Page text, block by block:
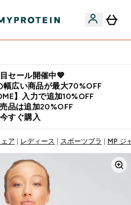
セール開催中💙
幅広い商品が最大70%OFF
】入力で追加10%OFF
品は追加20%OFF
今すぐ購入
ア レディース スポーツブラ MP ジ